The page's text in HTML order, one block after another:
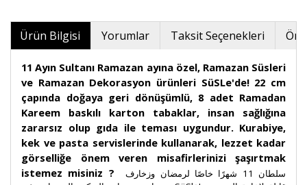
Ürün Bilgisi Yorumlar Taksit Seçenekleri
11 Ayın Sultanı Ramazan ayına özel, Ramazan Süsleri
ve Ramazan Dekorasyon ürünleri SüSLe'de! 22 cm
çapında doğaya geri dönüşümlü, 8 adet Ramadan
Kareem baskılı karton tabaklar, insan sağlığına
zararsız olup gıda ile teması uygundur. Kurabiye,
kek ve pasta servislerinde kullanarak, lezzet kadar
görselliğe önem veren misafirlerinizi şaşırtmak
istemez misiniz ?سلطان 11 شهرًا خاصًا لرمضان وزخارف